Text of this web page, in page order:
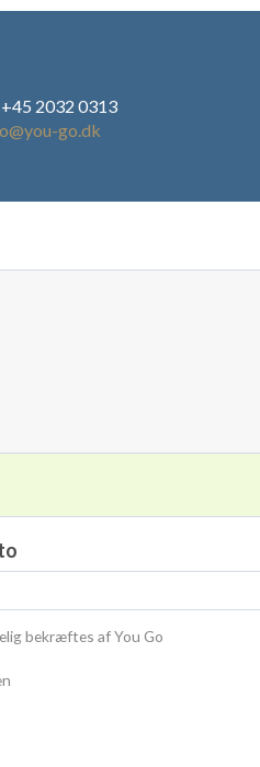
2032 0313
go.dk
bekræftes af You Go